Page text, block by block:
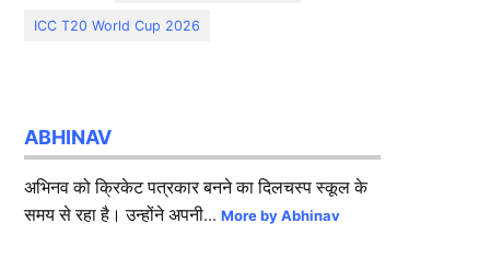
ICC T20 World Cup 2026
ABHINAV
अभिनव को क्रिकेट पत्रकार बनने का दिलचस्प स्कूल के
समय से रहा है। उन्होंने अपनी...More by Abhinav